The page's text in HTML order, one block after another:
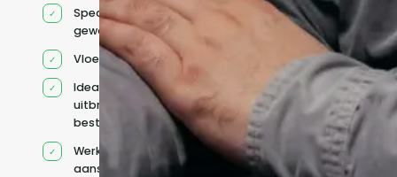
Specifiek voor jou
geworven profiel
Vloeiend Engels
Ideaal voor het
uitbreiden van
bestaande capaciteit
Werkt onder jouw
aansturing